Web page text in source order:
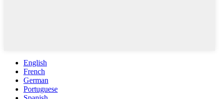
English
French
German
Portuguese